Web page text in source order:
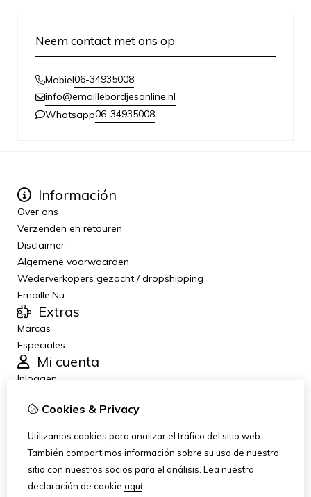
Neem contact met ons op
Mobiel06-34935008
info@emaillebordjesonline.nl
Whatsapp06-34935008
Información
Over ons
Verzenden en retouren
Disclaimer
Algemene voorwaarden
Wederverkopers gezocht / dropshipping
Emaille.Nu
Extras
Marcas
Especiales
Mi cuenta
Inloggen
Lista de deseos
Servicio al Cliente
Cookies & Privacy
Utilizamos cookies para analizar el tráfico del sitio web.
También compartimos información sobre su uso de nuestro
sitio con nuestros socios para el análisis. Lea nuestra
declaración de cookie aquí